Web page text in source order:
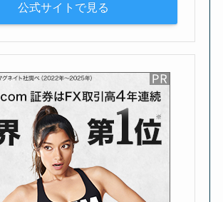
公式サイトで見る